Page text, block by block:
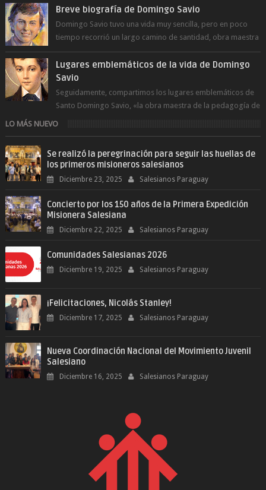
Breve biografía de Domingo Savio
Domingo Savio tuvo una vida muy sencilla, pero en poco
tiempo recorrió un largo camino de santidad, obra maestra
del Espíritu Santo y fr...
Lugares emblemáticos de la vida de Domingo
Savio
Seguidamente, compartimos los lugares emblemáticos de
Santo Domingo Savio, «la obra maestra de la pedagogía de
Don Bosco». San Giovann...
LO MÁS NUEVO
Se realizó la peregrinación para seguir las huellas de
los primeros misioneros salesianos
Diciembre 23, 2025 Salesianos Paraguay
Concierto por los 150 años de la Primera Expedición
Misionera Salesiana
Diciembre 22, 2025 Salesianos Paraguay
Comunidades Salesianas 2026
Diciembre 19, 2025 Salesianos Paraguay
¡Felicitaciones, Nicolás Stanley!
Diciembre 17, 2025 Salesianos Paraguay
Nueva Coordinación Nacional del Movimiento Juvenil
Salesiano
Diciembre 16, 2025 Salesianos Paraguay